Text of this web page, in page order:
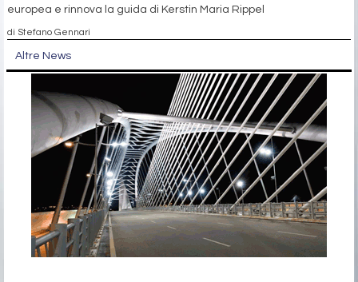
europea e rinnova la guida di Kerstin Maria Rippel
di Stefano Gennari
Altre News